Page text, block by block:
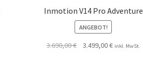
Inmotion V14 Pro Adventure
ANGEBOT!
3.690,00€ 3.499,00€ inkl. MwSt.